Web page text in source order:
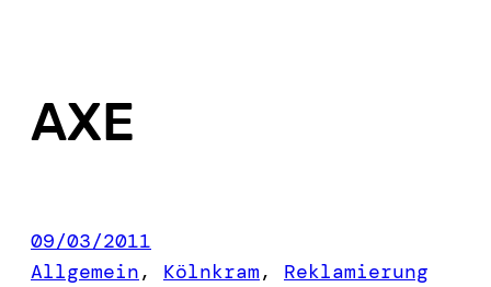
AXE
09/03/2011
Allgemein, Kölnkram, Reklamierung